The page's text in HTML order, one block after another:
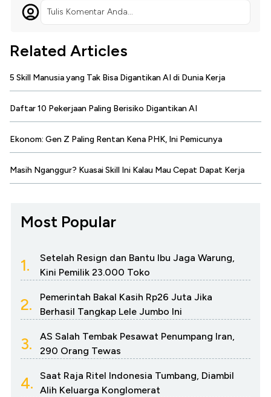
Tulis Komentar Anda...
Related Articles
5 Skill Manusia yang Tak Bisa Digantikan AI di Dunia Kerja
Daftar 10 Pekerjaan Paling Berisiko Digantikan AI
Ekonom: Gen Z Paling Rentan Kena PHK, Ini Pemicunya
Masih Nganggur? Kuasai Skill Ini Kalau Mau Cepat Dapat Kerja
Most Popular
1.
Setelah Resign dan Bantu Ibu Jaga Warung,
Kini Pemilik 23.000 Toko
2.
Pemerintah Bakal Kasih Rp26 Juta Jika
Berhasil Tangkap Lele Jumbo Ini
3.
AS Salah Tembak Pesawat Penumpang Iran,
290 Orang Tewas
4.
Saat Raja Ritel Indonesia Tumbang, Diambil
Alih Keluarga Konglomerat